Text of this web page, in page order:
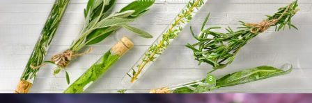
ČLANCI
Prirodni tretmani za lečenje Heliko
bakterije (Helicobacter pylori)
bioteo On 27.04.2022.
8